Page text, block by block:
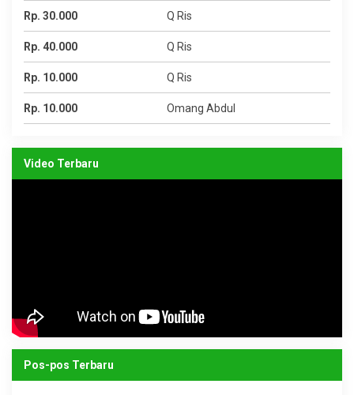
Rp. 30.000 Q Ris
Rp. 40.000 Q Ris
Rp. 10.000 Q Ris
Rp. 10.000 Omang Abdul
Video Terbaru
Pos-pos Terbaru